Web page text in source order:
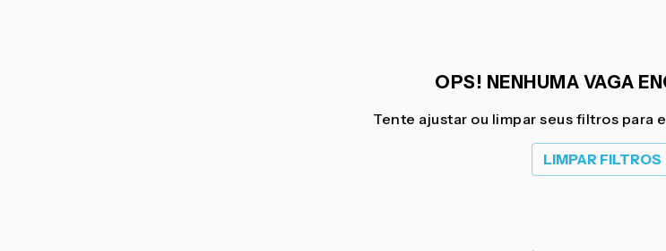
OPS! NENHUMA VAGA
Tente ajustar ou limpar seus filtros para
LIMPAR FILTROS